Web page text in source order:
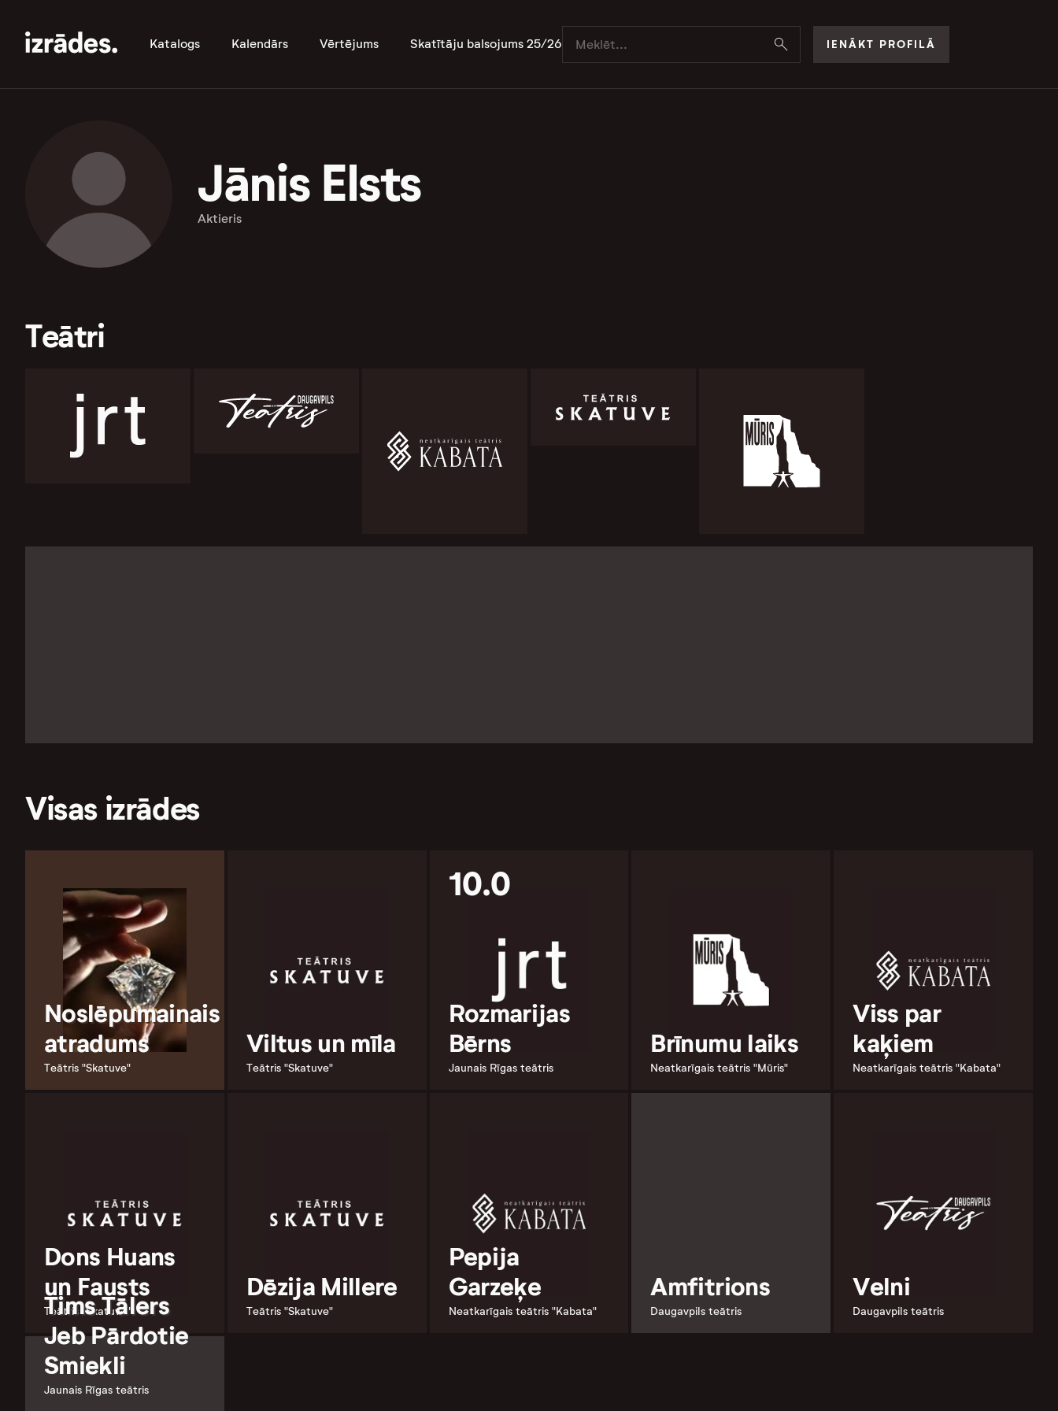
Katalogs Kalendārs Vērtējums Skatītāju balsojums 25/26 IENĀKT PROFILĀ
Jānis Elsts
Aktieris
Teātri
Visas izrādes
Noslēpumainais
atradums
Teātris "Skatuve"
Viltus un mīla
Teātris "Skatuve"
10.0
Rozmarijas
Bērns
Jaunais Rīgas teātris
Brīnumu laiks
Neatkarīgais teātris "Mūris"
Viss par
kaķiem
Neatkarīgais teātris "Kabata"
Dons Huans
un Fausts
Teātris "Skatuve"
Dēzija Millere
Teātris "Skatuve"
Pepija
Garzeķe
Neatkarīgais teātris "Kabata"
Amfitrions
Daugavpils teātris
Velni
Daugavpils teātris
Tims Tālers
Jeb Pārdotie
Smiekli
Jaunais Rīgas teātris